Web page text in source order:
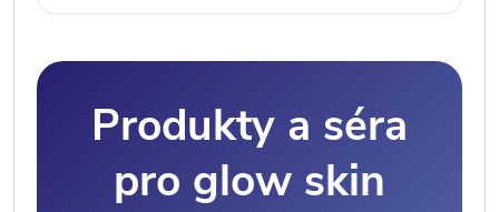
Produkty a séra
pro glow skin